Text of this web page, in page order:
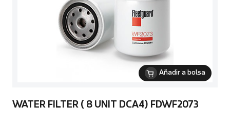
Añadir a bolsa
WATER FILTER ( 8 UNIT DCA4) FDWF2073